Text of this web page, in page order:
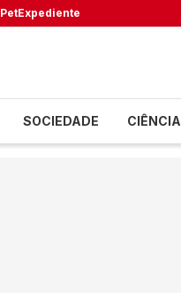
PetExpediente
SOCIEDADE CIÊNCIA